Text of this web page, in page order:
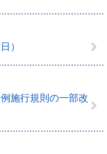
）
施行規則の一部改